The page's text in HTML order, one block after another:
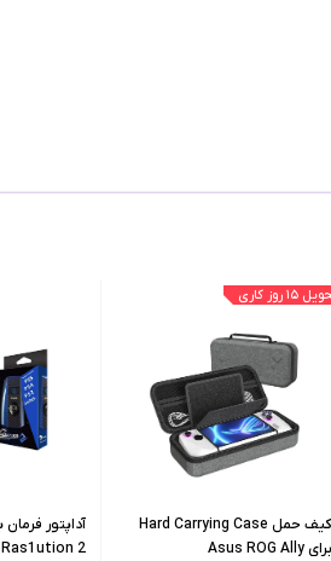
۱۵ روز کاری
کیف حمل Hard Carrying Case
برای Asus ROG Ally
Ras1ution 2